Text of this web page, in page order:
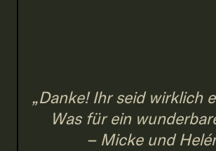
„Danke! Ihr seid wirklich
Was für ein
– Micke und